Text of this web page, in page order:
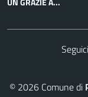
© 2026Comune di